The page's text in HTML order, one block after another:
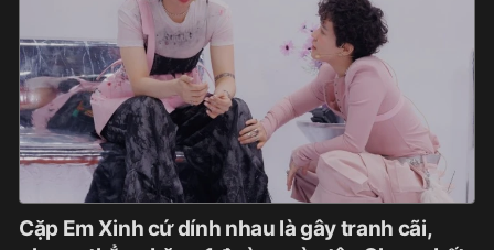
Cặp Em Xinh cứ dính nhau là gây tranh cãi,